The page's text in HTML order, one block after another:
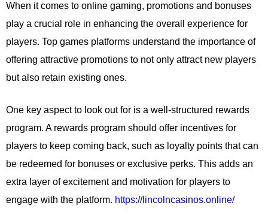
When it comes to online gaming, promotions and bonuses
play a crucial role in enhancing the overall experience for
players. Top games platforms understand the importance of
offering attractive promotions to not only attract new players
but also retain existing ones.
One key aspect to look out for is a well-structured rewards
program. A rewards program should offer incentives for
players to keep coming back, such as loyalty points that can
be redeemed for bonuses or exclusive perks. This adds an
extra layer of excitement and motivation for players to
engage with the platform. https://lincolncasinos.online/